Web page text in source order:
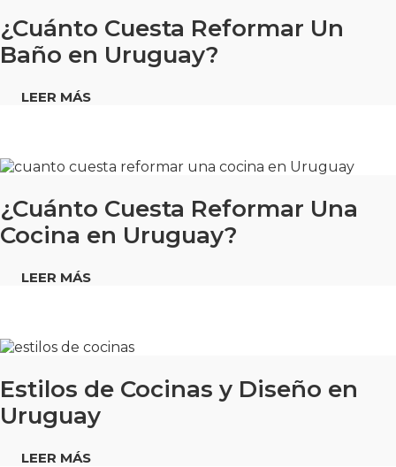
¿Cuánto Cuesta Reformar Un
Baño en Uruguay?
LEER MÁS
¿Cuánto Cuesta Reformar Una
Cocina en Uruguay?
LEER MÁS
Estilos de Cocinas y Diseño en
Uruguay
LEER MÁS